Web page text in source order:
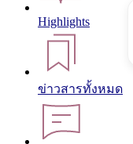
Highlights
ข่าวสารทั้งหมด